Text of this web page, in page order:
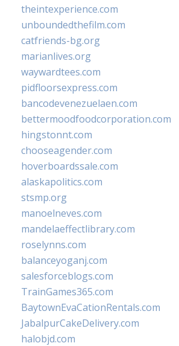
theintexperience.com
unboundedthefilm.com
catfriends-bg.org
marianlives.org
waywardtees.com
pidfloorsexpress.com
bancodevenezuelaen.com
bettermoodfoodcorporation.com
hingstonnt.com
chooseagender.com
hoverboardssale.com
alaskapolitics.com
stsmp.org
manoelneves.com
mandelaeffectlibrary.com
roselynns.com
balanceyoganj.com
salesforceblogs.com
TrainGames365.com
BaytownEvaCationRentals.com
JabalpurCakeDelivery.com
halobjd.com